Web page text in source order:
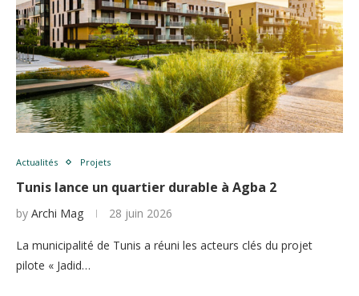
Actualités Projets
Tunis lance un quartier durable à Agba 2
by Archi Mag 28 juin 2026
La municipalité de Tunis a réuni les acteurs clés du projet
pilote « Jadid…